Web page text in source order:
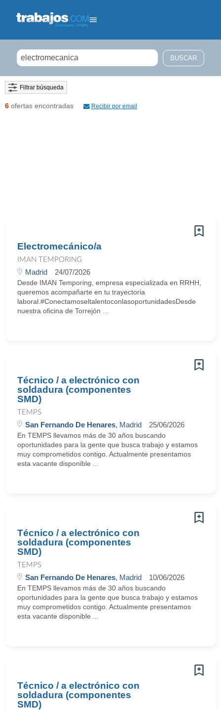
Filtrar búsqueda
6 ofertas encontradas Recibir por email
Electromecánico/a
IMAN TEMPORING
Madrid 24/07/2026
Desde IMAN Temporing, empresa especializada en RRHH,
queremos acompañarte en tu trayectoria
laboral.#ConectamoseltalentoconlasoportunidadesDesde
nuestra oficina de Torrejón ...
Técnico / a electrónico con
soldadura (componentes
SMD)
TEMPS
San Fernando De Henares, Madrid 25/06/2026
En TEMPS llevamos más de 30 años buscando
oportunidades para la gente que busca trabajo y estamos
muy comprometidos contigo. Actualmente presentamos
esta vacante disponible ...
Técnico / a electrónico con
soldadura (componentes
SMD)
TEMPS
San Fernando De Henares, Madrid 10/06/2026
En TEMPS llevamos más de 30 años buscando
oportunidades para la gente que busca trabajo y estamos
muy comprometidos contigo. Actualmente presentamos
esta vacante disponible ...
Técnico / a electrónico con
soldadura (componentes
SMD)